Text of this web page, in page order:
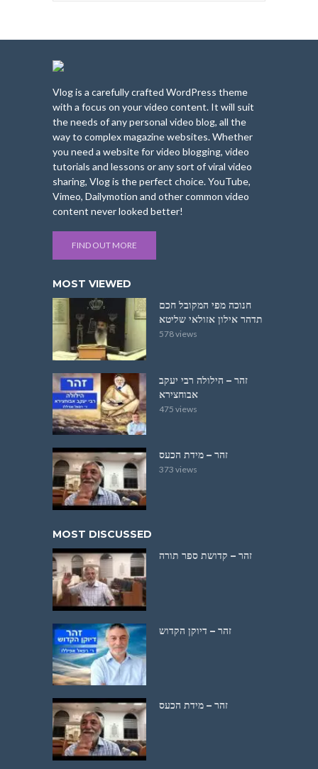
Vlog is a carefully crafted WordPress theme
with a focus on your video content. It will suit
the needs of any personal video blog, all the
way to complex magazine websites. Whether
you need a website for video blogging, video
tutorials and lessons or any sort of viral video
sharing, Vlog is the perfect choice. YouTube,
Vimeo, Dailymotion and other common video
content never looked better!
FIND OUT MORE
MOST VIEWED
חנוכה מפי המקובל חכם
תדהר אילון אזולאי שליטא
578 views
זהר – הילולה רבי יעקב
אבוחצירא
475 views
זהר – מידת הכעס
373 views
MOST DISCUSSED
זהר – קדושת ספר תורה
זהר – דיוקן הקדוש
זהר – מידת הכעס